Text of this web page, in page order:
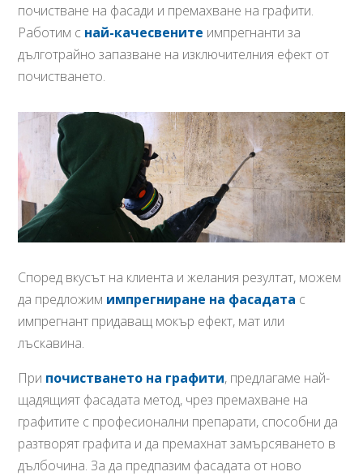
почистване на фасади и премахване на графити.
Работим с най-качесвените импрегнанти за
дълготрайно запазване на изключителния ефект от
почистването.
Според вкусът на клиента и желания резултат, можем
да предложим импрегниране на фасадата с
импрегнант придаващ мокър ефект, мат или
лъскавина.
При почистването на графити, предлагаме най-
щадящият фасадата метод, чрез премахване на
графитите с професионални препарати, способни да
разтворят графита и да премахнат замърсяването в
дълбочина. За да предпазим фасадата от ново